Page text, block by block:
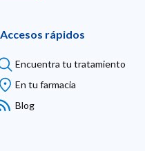
Accesos rápidos
Encuentra tu tratamiento
En tu farmacia
Blog